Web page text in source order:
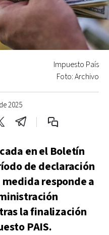
2025
Impuesto País
Foto: Archivo
en el Boletín
de declaración
responde a
la finalización
PAIS.